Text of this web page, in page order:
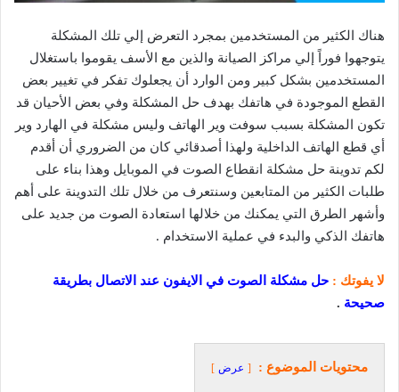
هناك الكثير من المستخدمين بمجرد التعرض إلي تلك المشكلة
يتوجهوا فوراً إلي مراكز الصيانة والذين مع الأسف يقوموا باستغلال
المستخدمين بشكل كبير ومن الوارد أن يجعلوك تفكر في تغيير بعض
القطع الموجودة في هاتفك بهدف حل المشكلة وفي بعض الأحيان قد
تكون المشكلة بسبب سوفت وير الهاتف وليس مشكلة في الهارد وير
أي قطع الهاتف الداخلية ولهذا أصدقائي كان من الضروري أن أقدم
لكم تدوينة حل مشكلة انقطاع الصوت في الموبايل وهذا بناء على
طلبات الكثير من المتابعين وسنتعرف من خلال تلك التدوينة على أهم
وأشهر الطرق التي يمكنك من خلالها استعادة الصوت من جديد على
هاتفك الذكي والبدء في عملية الاستخدام .
لا يفوتك : حل مشكلة الصوت في الايفون عند الاتصال بطريقة
صحيحة .
محتويات الموضوع : عرض